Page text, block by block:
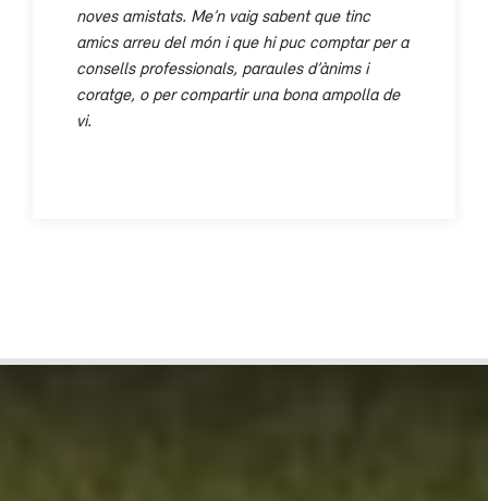
noves amistats. Me’n vaig sabent que tinc
amics arreu del món i que hi puc comptar per a
consells professionals, paraules d’ànims i
coratge, o per compartir una bona ampolla de
vi.